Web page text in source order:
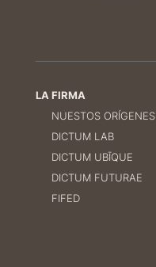
LA FIRMA
NUESTOS ORÍGENES
DICTUM LAB
DICTUM UBĪQUE
DICTUM FUTURAE
FIFED